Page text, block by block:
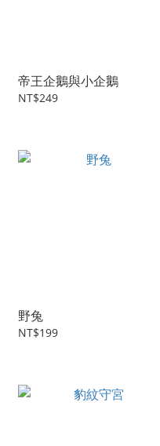
帝王企鵝與小企鵝
NT$249
野兔
NT$199